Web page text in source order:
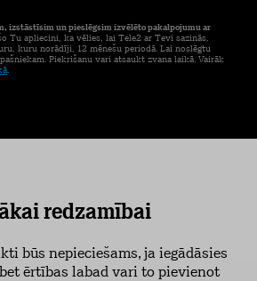
izstāstīsim un pieslēgsim izvēlēto pakalpojumu ar
Tu apliecini, ka vēlies, lai Tele2 ar Tevi sazinās,
kuru norādīji, 12 mēnešu periodā. Lai noslēgtu
Piekrišanu vari atsaukt zvana laikā. Vairāk
.
redzamībai
būs nepieciešams, ja iegādāsies
ērtības labad vari to pievienot